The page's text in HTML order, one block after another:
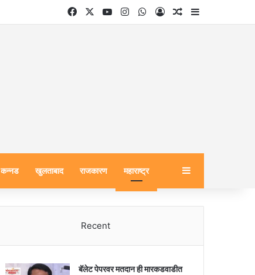
FacebookYouTubeInstagramWhatsApp
Log InRandom Article
Sidebar
कन्नड खुलताबाद राजकारण महाराष्ट्र Sidebar
Recent
बॅलेट पेपरवर मतदान ही मारकडवाडीत